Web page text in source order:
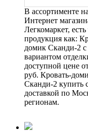
В ассортименте
Интернет
Легкомаркет, есть
продукция как:
домик Сканди-2
вариантом
доступной цене
руб. Кровать-
Сканди-2 купить
доставкой по
регионам.